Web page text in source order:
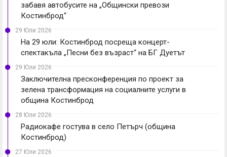
забавя автобусите на „Общински превози
Костинброд“
29 Юли 2026
На 29 юли: Костинброд посреща концерт-
спектакъла „Песни без възраст“ на БГ Дуетът
29 Юли 2026
Заключителна пресконференция по проект за
зелена трансформация на социалните услуги в
община Костинброд
28 Юли 2026
Радиокафе гостува в село Петърч (община
Костинброд)
27 Юли 2026